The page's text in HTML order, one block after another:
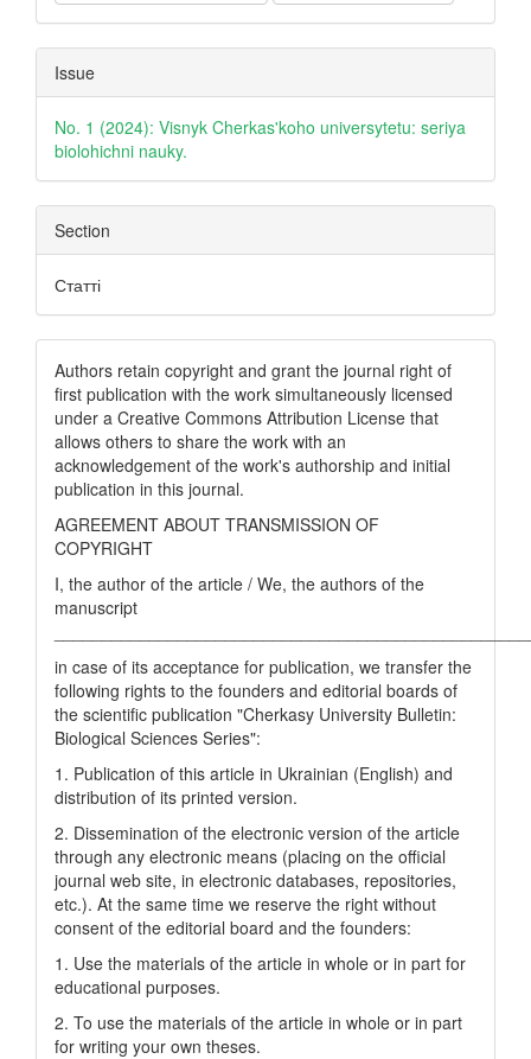
Issue
No. 1 (2024): Visnyk Cherkas'koho universytetu: seriya
biolohichni nauky.
Section
Статті
Authors retain copyright and grant the journal right of
first publication with the work simultaneously licensed
under a Creative Commons Attribution License that
allows others to share the work with an
acknowledgement of the work's authorship and initial
publication in this journal.
AGREEMENT ABOUT TRANSMISSION OF
COPYRIGHT
I, the author of the article / We, the authors of the
manuscript
in case of its acceptance for publication, we transfer the
following rights to the founders and editorial boards of
the scientific publication "Cherkasy University Bulletin:
Biological Sciences Series":
1. Publication of this article in Ukrainian (English) and
distribution of its printed version.
2. Dissemination of the electronic version of the article
through any electronic means (placing on the official
journal web site, in electronic databases, repositories,
etc.). At the same time we reserve the right without
consent of the editorial board and the founders:
1. Use the materials of the article in whole or in part for
educational purposes.
2. To use the materials of the article in whole or in part
for writing your own theses.